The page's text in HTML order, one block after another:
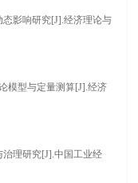
影响研究[J].经济理论与
模型与定量测算[J].经济
理研究[J].中国工业经